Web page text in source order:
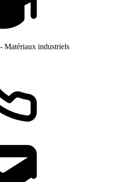
Matériaux industriels